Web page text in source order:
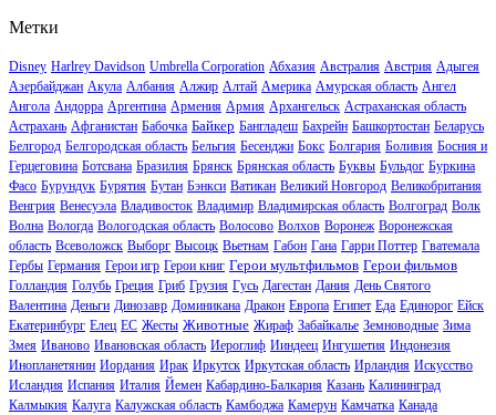
Метки
Disney Harlrey Davidson Umbrella Corporation Абхазия Австралия Австрия Адыгея
Азербайджан Акула Албания Алжир Алтай Америка Амурская область Ангел
Ангола Андорра Аргентина Армения Армия Архангельск Астраханская область
Астрахань Афганистан Бабочка Байкер Бангладеш Бахрейн Башкортостан Беларусь
Белгород Белгородская область Бельгия Бесенджи Бокс Болгария Боливия Босния и
Герцеговина Ботсвана Бразилия Брянск Брянская область Буквы Бульдог Буркина
Фасо Бурундук Бурятия Бутан Бэнкси Ватикан Великий Новгород Великобритания
Венгрия Венесуэла Владивосток Владимир Владимирская область Волгоград Волк
Волна Вологда Вологодская область Волосово Волхов Воронеж Воронежская
область Всеволожск Выборг Высоцк Вьетнам Габон Гана Гарри Поттер Гватемала
Гербы Германия Герои игр Герои книг Герои мультфильмов Герои фильмов
Голландия Голубь Греция Гриб Грузия Гусь Дагестан Дания День Святого
Валентина Деньги Динозавр Доминикана Дракон Европа Египет Еда Единорог Ейск
Екатеринбург Елец ЕС Жесты Животные Жираф Забайкалье Земноводные Зима
Змея Иваново Ивановская область Иероглиф Ииндеец Ингушетия Индонезия
Инопланетянин Иордания Ирак Иркутск Иркутская область Ирландия Искусство
Исландия Испания Италия Йемен Кабардино-Балкария Казань Калининград
Калмыкия Калуга Калужская область Камбоджа Камерун Камчатка Канада